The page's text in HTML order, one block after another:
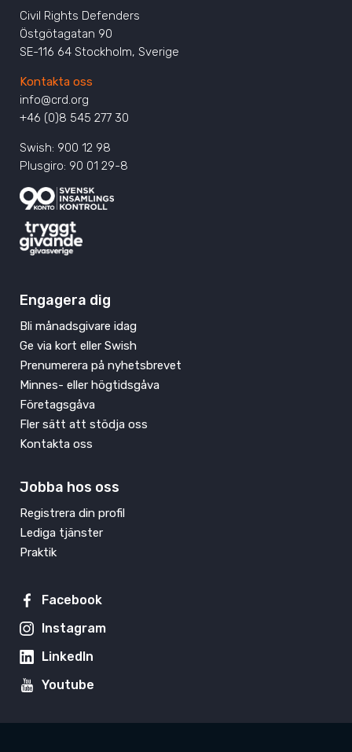
Civil Rights Defenders
Östgötagatan 90
SE-116 64 Stockholm, Sverige
Kontakta oss
info@crd.org
+46 (0)8 545 277 30
Swish: 900 12 98
Plusgiro: 90 01 29-8
Engagera dig
Bli månadsgivare idag
Ge via kort eller Swish
Prenumerera på nyhetsbrevet
Minnes- eller högtidsgåva
Företagsgåva
Fler sätt att stödja oss
Kontakta oss
Jobba hos oss
Registrera din profil
Lediga tjänster
Praktik
Facebook
Instagram
LinkedIn
Youtube